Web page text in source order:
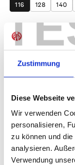
Zustimmung
Diese Webseite
Wir verwenden
personalisieren,
zu können und
analysieren.
Verwendung
116 128 140
Produkt
Anzahl
Sofort
Produktdetails